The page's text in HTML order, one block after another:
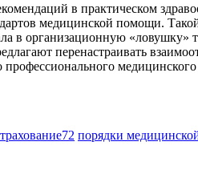
в практическом
медицинской помощи.
в организационную «ловушку»
перенастраивать
медицинского
72 порядки